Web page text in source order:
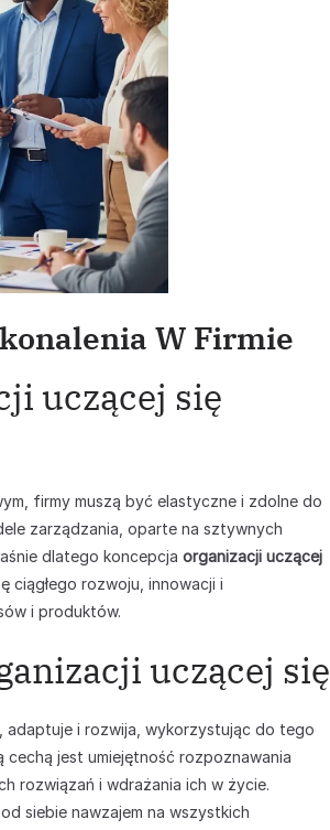
W Firmie
uczącej się
firmy muszą być elastyczne i zdolne do
zarządzania, oparte na sztywnych
dlatego koncepcja organizacji uczącej
ciągłego rozwoju, innowacji i
i produktów.
uczącej się
i rozwija, wykorzystując do tego
cechą jest umiejętność rozpoznawania
rozwiązań i wdrażania ich w życie.
siebie nawzajem na wszystkich